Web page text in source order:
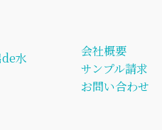
水
会社概要
サンプル請求
お問い合わせ